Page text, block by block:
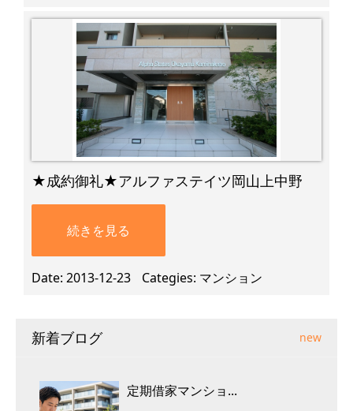
★成約御礼★アルファステイツ岡山上中野
続きを見る
Date 2013-12-23 Categies マンション
新着ブログ new
定期借家マンショ...